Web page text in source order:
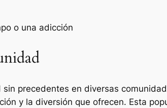
o una adicción
precedentes en diversas
y la diversión que ofrecen. Esta